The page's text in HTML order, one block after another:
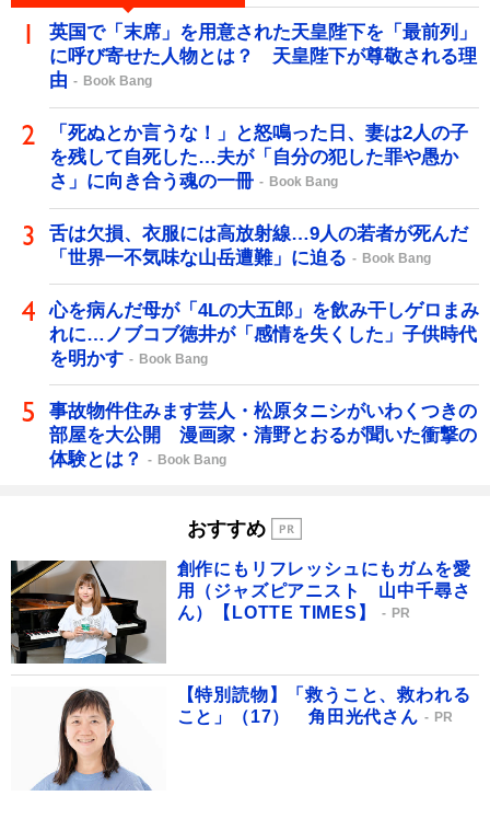
英国で「末席」を用意された天皇陛下を「最前列」
に呼び寄せた人物とは？ 天皇陛下が尊敬される理
由
Book Bang
「死ぬとか言うな！」と怒鳴った日、妻は2人の子
を残して自死した…夫が「自分の犯した罪や愚か
さ」に向き合う魂の一冊
Book Bang
舌は欠損、衣服には高放射線…9人の若者が死んだ
「世界一不気味な山岳遭難」に迫る
Book Bang
心を病んだ母が「4Lの大五郎」を飲み干しゲロまみ
れに…ノブコブ徳井が「感情を失くした」子供時代
を明かす
Book Bang
事故物件住みます芸人・松原タニシがいわくつきの
部屋を大公開 漫画家・清野とおるが聞いた衝撃の
体験とは？
Book Bang
おすすめ
創作にもリフレッシュにもガムを愛
用（ジャズピアニスト 山中千尋さ
ん）【LOTTE TIMES】
PR
【特別読物】「救うこと、救われる
こと」（17） 角田光代さん
PR